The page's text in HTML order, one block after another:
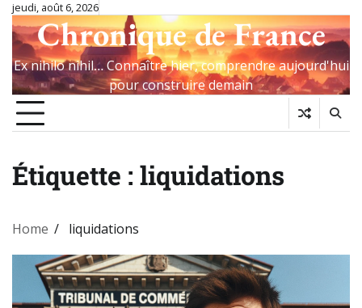
Skip
content
jeudi, août 6, 2026
Chronique de France
Ex nihilo nihil… Connaître hier, comprendre aujourd'hui
pour construire demain
Étiquette : liquidations
Home liquidations